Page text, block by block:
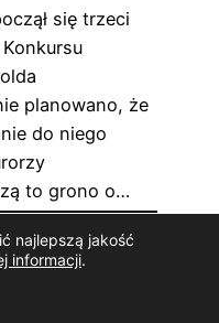
się trzeci
planowano, że
do niego
to grono o…
»
najlepszą jakość
informacji.